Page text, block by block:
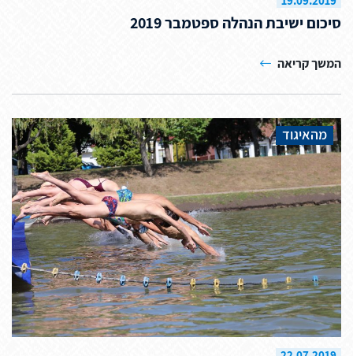
סיכום ישיבת הנהלה ספטמבר 2019
המשך קריאה
מהאיגוד